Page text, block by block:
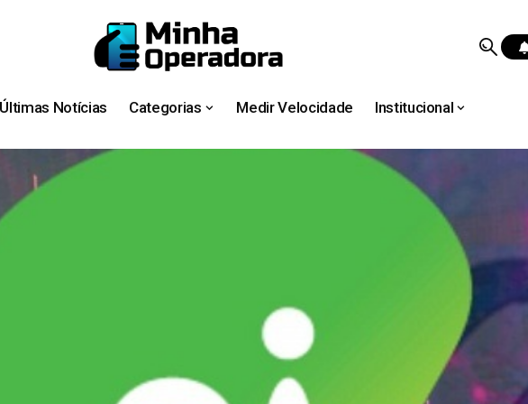
Últimas Notícias Categorias Medir Velocidade Institucional